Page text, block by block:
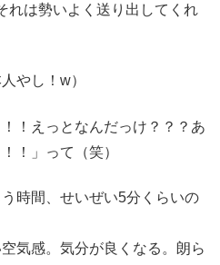
れは勢いよく送り出してくれ
やし！w）
！えっとなんだっけ？？？あ
！」って（笑）
時間、せいぜい5分くらいの
気感。気分が良くなる。朗ら